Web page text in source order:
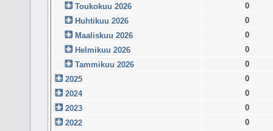
Toukokuu 2026
0
Huhtikuu 2026
0
Maaliskuu 2026
0
Helmikuu 2026
0
Tammikuu 2026
0
2025
0
2024
0
2023
0
2022
0